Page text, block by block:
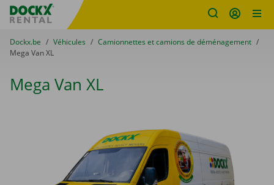
sitename
You are here:
du
Dockx.be to
Véhicules to
Camionnettes et camions de déménagement
Mega Van XL
Mega Van XL